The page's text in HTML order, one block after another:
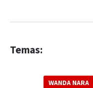
Temas:
WANDA NARA